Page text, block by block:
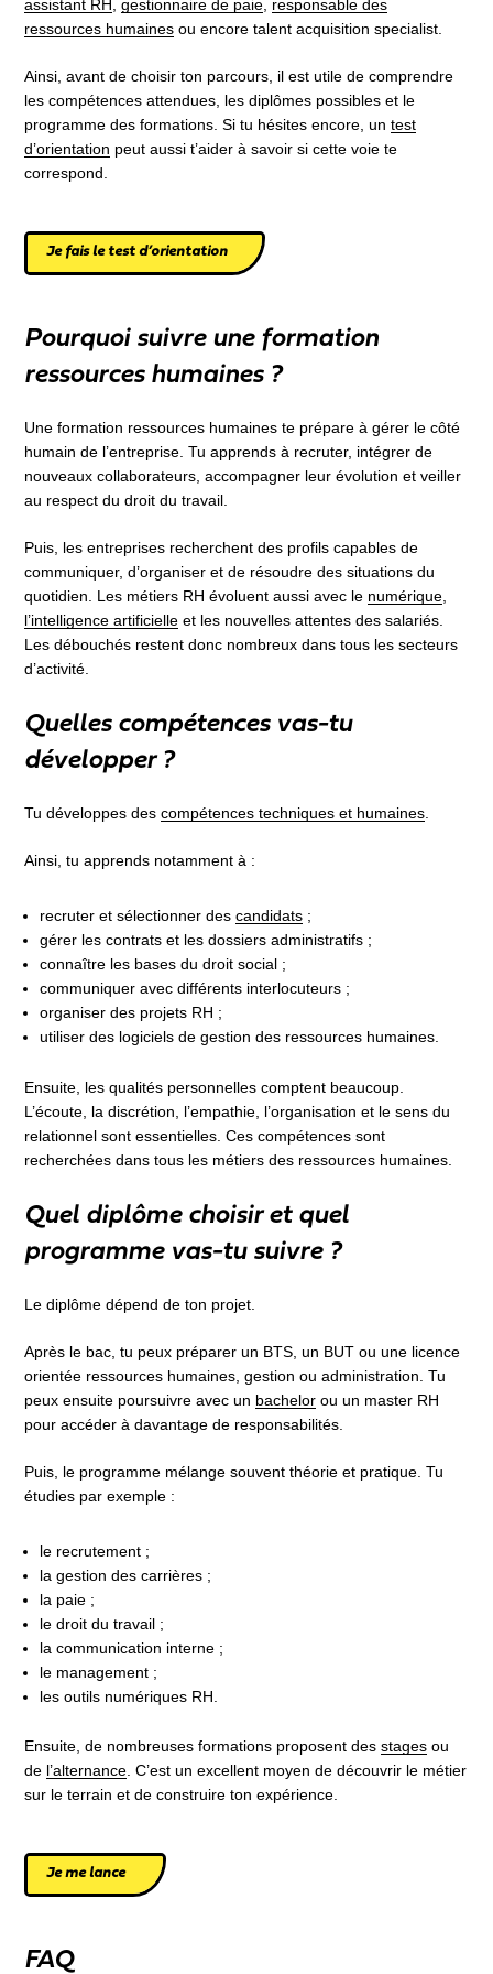
assistant RH ,gestionnaire de paie responsable des
ressources humaines ou encore talent acquisition specialist.
Ainsi, avant de choisir ton parcours, il est utile de comprendre
les compétences attendues, les diplômes possibles et le
programme des formations. Si tu hésites encore, untest
d’orientation peut aussi t’aider à savoir si cette voie te
correspond.
Je fais le test d’orientation
Pourquoi suivre une formation
ressources humaines ?
Une formation ressources humaines te prépare à gérer le côté
humain de l’entreprise. Tu apprends à recruter, intégrer de
nouveaux collaborateurs, accompagner leur évolution et veiller
au respect du droit du travail.
Puis, les entreprises recherchent des profils capables de
communiquer, d’organiser et de résoudre des situations du
quotidien. Les métiers RH évoluent aussi avec le numérique,
l’intelligence artificielle et les nouvelles attentes des salariés.
Les débouchés restent donc nombreux dans tous les secteurs
d’activité.
Quelles compétences vas-tu
développer ?
Tu développes descompétences techniques et humaines.
Ainsi, tu apprends notamment à :
recruter et sélectionner descandidats ;
gérer les contrats et les dossiers administratifs ;
connaître les bases du droit social ;
communiquer avec différents interlocuteurs ;
organiser des projets RH ;
utiliser des logiciels de gestion des ressources humaines.
Ensuite, les qualités personnelles comptent beaucoup.
L’écoute, la discrétion, l’empathie, l’organisation et le sens du
relationnel sont essentielles. Ces compétences sont
recherchées dans tous les métiers des ressources humaines.
Quel diplôme choisir et quel
programme vas-tu suivre ?
Le diplôme dépend de ton projet.
Après le bac, tu peux préparer un BTS, un BUT ou une licence
orientée ressources humaines, gestion ou administration. Tu
peux ensuite poursuivre avec un bachelor ou un master RH
pour accéder à davantage de responsabilités.
Puis, le programme mélange souvent théorie et pratique. Tu
étudies par exemple :
le recrutement ;
la gestion des carrières ;
la paie ;
le droit du travail ;
la communication interne ;
le management ;
les outils numériques RH.
Ensuite, de nombreuses formations proposent desstages ou
de l’alternance . C’est un excellent moyen de découvrir le métier
sur le terrain et de construire ton expérience.
Je me lance
FAQ